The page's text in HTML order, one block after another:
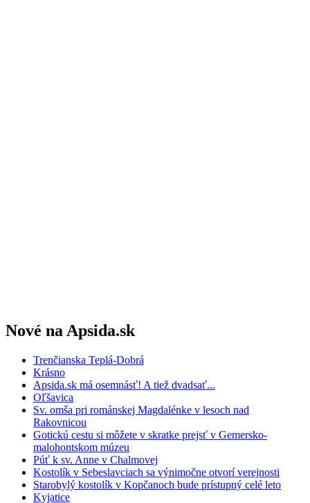
Nové na Apsida.sk
Trenčianska Teplá-Dobrá
Krásno
Apsida.sk má osemnásť! A tiež dvadsať...
Oľšavica
Sv. omša pri románskej Magdalénke v lesoch nad
Rakovnicou
Gotickú cestu si môžete v skratke prejsť v Gemersko-
malohontskom múzeu
Púť k sv. Anne v Chalmovej
Kostolík v Sebeslavciach sa výnimočne otvorí verejnosti
Starobylý kostolík v Kopčanoch bude prístupný celé leto
Kyjatice